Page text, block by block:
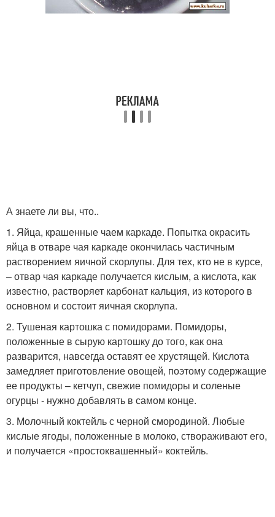
А знаете ли вы, что..
1. Яйца, крашенные чаем каркаде. Попытка окрасить
яйца в отваре чая каркаде окончилась частичным
растворением яичной скорлупы. Для тех, кто не в курсе,
– отвар чая каркаде получается кислым, а кислота, как
известно, растворяет карбонат кальция, из которого в
основном и состоит яичная скорлупа.
2. Тушеная картошка с помидорами. Помидоры,
положенные в сырую картошку до того, как она
разварится, навсегда оставят ее хрустящей. Кислота
замедляет приготовление овощей, поэтому содержащие
ее продукты – кетчуп, свежие помидоры и соленые
огурцы - нужно добавлять в самом конце.
3. Молочный коктейль с черной смородиной. Любые
кислые ягоды, положенные в молоко, створаживают его,
и получается «простоквашенный» коктейль.